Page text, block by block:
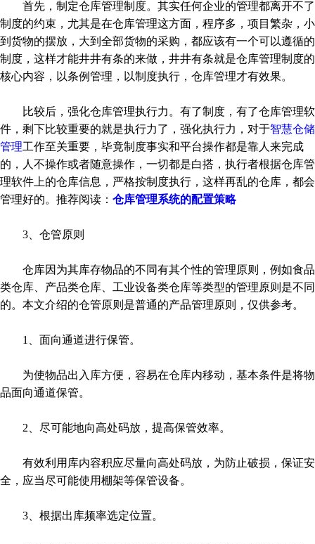
首先，制定仓库管理制度。其实任何企业的管理都离开不了
制度的约束，尤其是在仓库管理这方面，程序多，项目繁杂，小
到货物的摆放，大到全部货物的采购，都应该有一个可以遵循的
制度，这样才能井井有条的来做，井井有条就是仓库管理制度的
核心内容，以条例管理，以制度执行，仓库管理才有效果。
比较后，强化仓库管理执行力。有了制度，有了仓库管理软
件，剩下比较重要的就是执行力了，强化执行力，对于智慧仓储
管理工作至关重要，毕竟制度事实和平台操作都是靠人来完成
的，人不操作或者随意操作，一切都是白搭，执行者根据仓库管
理软件上的仓库信息，严格按制度执行，这样再乱的仓库，都会
管理好的。推荐阅读： 仓库管理系统的配置策略
3、仓管原则
仓库因为其库存物品的不同有其个性的管理原则，例如食品
类仓库、产品类仓库、工业设备类仓库等类型的管理原则是不同
的。本文介绍的仓管原则是普通的产品管理原则，仅供参考。
1、面向通道进行保管。
为使物品出入库方便，容易在仓库内移动，基本条件是将物
品面向通道保管。
2、尽可能地向高处码放，提高保管效率。
有效利用库内容积应尽量向高处码放，为防止破损，保证安
全，应当尽可能使用棚架等保管设备。
3、根据出库频率选定位置。